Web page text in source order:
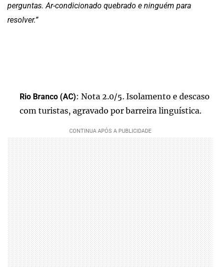
perguntas. Ar-condicionado quebrado e ninguém para
resolver.”
Rio Branco (AC): Nota 2.0/5. Isolamento e descaso
com turistas, agravado por barreira linguística.